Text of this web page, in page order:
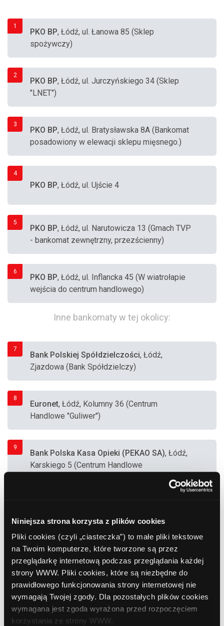
Niniejsza strona korzysta z plików cookies
Pliki cookies (czyli „ciasteczka”) to małe pliki tekstowe
na Twoim komputerze, które tworzone są przez
przeglądarkę internetową podczas przeglądania każdej
strony WWW. Pliki cookies, które są niezbędne do
prawidłowego funkcjonowania strony internetowej nie
wymagają Twojej zgody. Dla pozostałych plików cookies
wymagana jest zgoda wyrażona przed rozpoczęciem
korzystania ze strony WWW.
1
PKO BP, Łódź, ul. Łanowa 85 (Sklep
spożywczy)
2
PKO BP, Łódź, ul. Jurczyńskiego 34 (Sklep
"LNET")
3
PKO BP, Łódź, ul. Bratysławska 8A (Bankomat
posadowiony w elewacji sklepu mięsnego.)
4
PKO BP, Łódź, ul. Ujście 4
5
PKO BP, Łódź, ul. Narutowicza 13 (Gmach TVP
- bankomat zewnętrzny, przezścienny)
6
PKO BP, Łódź, ul. Inflancka 45 (W wiatrołapie
wejścia do centrum handlowego)
Inne bankomaty w tej okolicy:
7
Bank Polskiej Spółdzielczości, Łódź,
Zjazdowa (Bank Spółdzielczy)
8
Euronet, Łódź, Kolumny 36 (Centrum
Handlowe "Guliwer")
9
Bank Polska Kasa Opieki (PEKAO SA), Łódź,
Karskiego 5 (Centrum Handlowe
"Gillette")
ING Bank Śląski, Łódź, Bratysławska 6a
12
BGŻ BNP Paribas, Łódź, Piotrkowska 57